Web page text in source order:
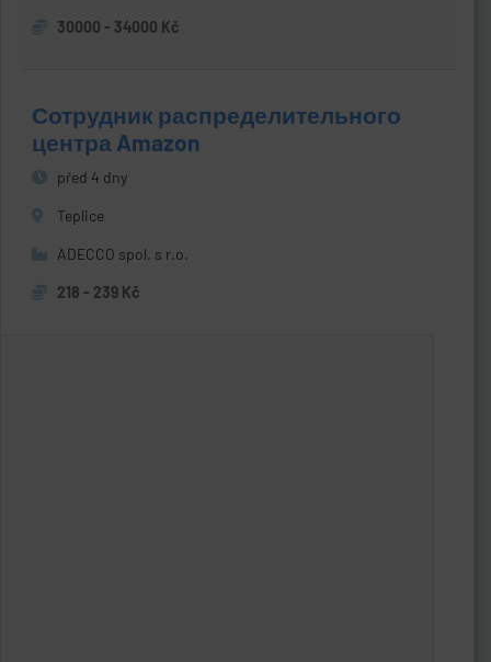
30000 - 34000 Kč
Сотрудник распределительного
центра Amazon
před 4 dny
Teplice
ADECCO spol. s r.o.
218 - 239 Kč